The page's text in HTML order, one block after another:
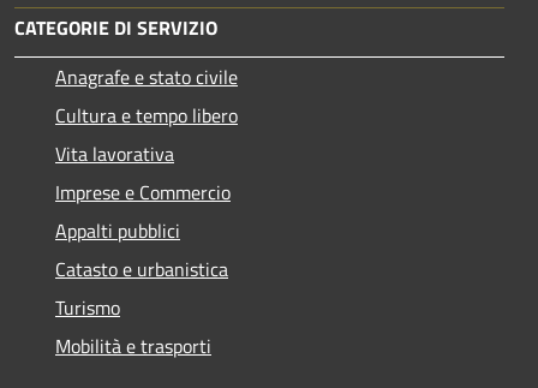
CATEGORIE DI SERVIZIO
Anagrafe e stato civile
Cultura e tempo libero
Vita lavorativa
Imprese e Commercio
Appalti pubblici
Catasto e urbanistica
Turismo
Mobilità e trasporti